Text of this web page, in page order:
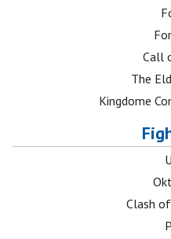
Call
The
Kingdome
Clash